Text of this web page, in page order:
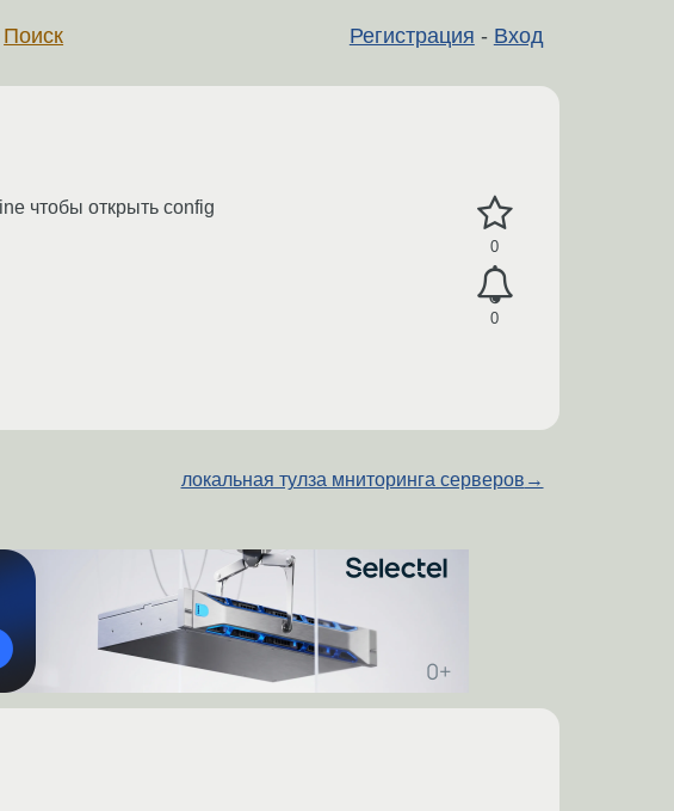
Регистрация - Вход
Поиск
0
0
чтобы открыть config
локальная тулза мниторинга серверов →